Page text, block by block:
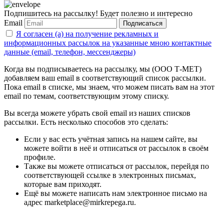
Подпишитесь на рассылку! Будет полезно и интересно
Email
Подписаться
Я согласен (а) на получение рекламных и
информационных рассылок на указанные мною контактные
данные (email, телефон, мессенджеры)
Когда вы подписываетесь на рассылку, мы (ООО Т-МЕТ)
добавляем ваш email в соответствующий список рассылки.
Пока email в списке, мы знаем, что можем писать вам на этот
email по темам, соответствующим этому списку.
Вы всегда можете убрать свой email из наших списков
рассылки. Есть несколько способов это сделать:
Если у вас есть учётная запись на нашем сайте, вы
можете войти в неё и отписаться от рассылок в своём
профиле.
Также вы можете отписаться от рассылок, перейдя по
соответствующей ссылке в электронных письмах,
которые вам приходят.
Ещё вы можете написать нам электронное письмо на
адрес marketplace@mirkrepega.ru.